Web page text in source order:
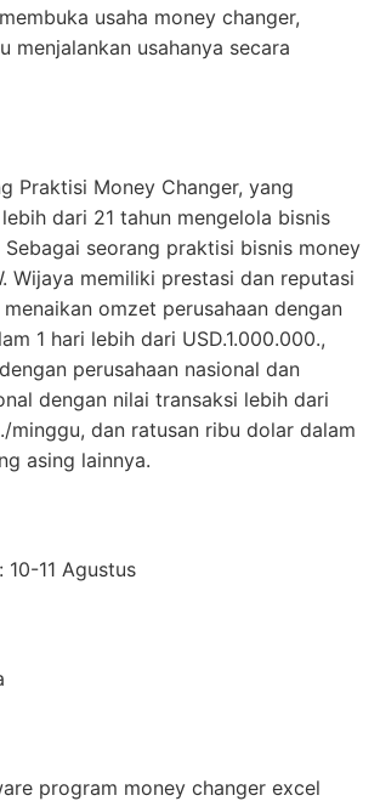
usaha money changer,
menjalankan usahanya secara
Praktisi Money Changer, yang
dari 21 tahun mengelola bisnis
Sebagai seorang praktisi bisnis money
Wijaya memiliki prestasi dan reputasi
omzet perusahaan dengan
1 hari lebih dari USD.1.000.000.,
perusahaan nasional dan
dengan nilai transaksi lebih dari
minggu, dan ratusan ribu dolar dalam
asing lainnya.
11 Agustus
program money changer excel